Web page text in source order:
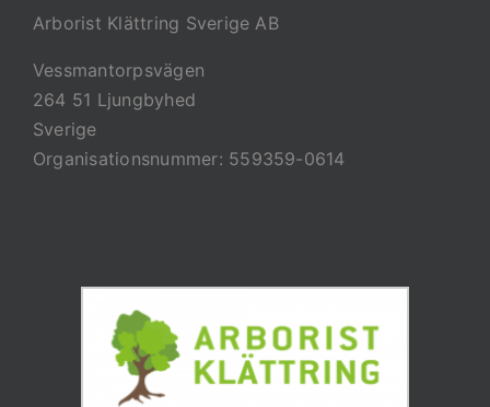
Arborist Klättring Sverige AB
Vessmantorpsvägen
264 51 Ljungbyhed
Sverige
Organisationsnummer: 559359-0614